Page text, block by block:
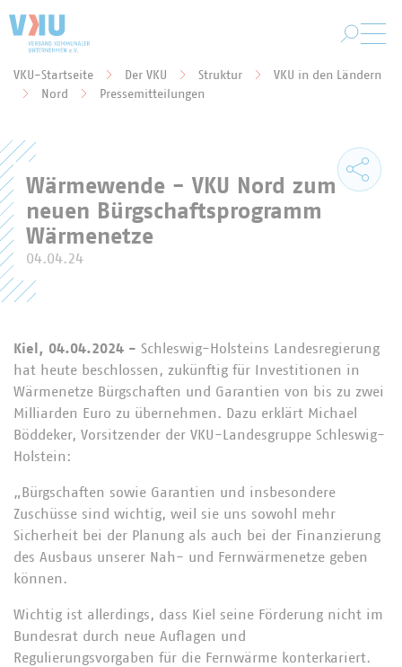
Sie befinden sich hier:
VKU-Startseite Der VKU Struktur
VKU in den Ländern
Nord
Pressemitteilungen
Wärmewende - VKU Nord zum
neuen Bürgschaftsprogramm
Wärmenetze
04.04.24
Kiel, 04.04.2024 - Schleswig-Holsteins Landesregierung
hat heute beschlossen, zukünftig für Investitionen in
Wärmenetze Bürgschaften und Garantien von bis zu zwei
Milliarden Euro zu übernehmen. Dazu erklärt Michael
Böddeker, Vorsitzender der VKU-Landesgruppe Schleswig-
Holstein:
„Bürgschaften sowie Garantien und insbesondere
Zuschüsse sind wichtig, weil sie uns sowohl mehr
Sicherheit bei der Planung als auch bei der Finanzierung
des Ausbaus unserer Nah- und Fernwärmenetze geben
können.
Wichtig ist allerdings, dass Kiel seine Förderung nicht im
Bundesrat durch neue Auflagen und
Regulierungsvorgaben für die Fernwärme konterkariert.